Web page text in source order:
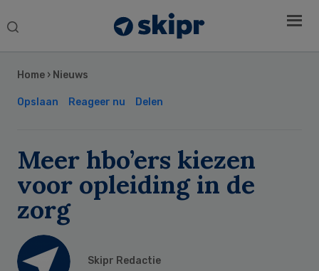
Search
Home › Nieuws
Opslaan Reageer nu Delen
Meer hbo’ers kiezen
voor opleiding in de
zorg
Skipr Redactie
Sidebar